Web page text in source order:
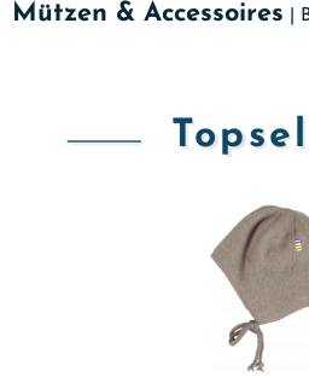
Mützen & Accessoires